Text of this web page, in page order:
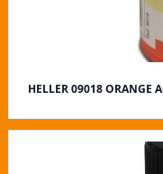
HELLER 09018 ORANGE